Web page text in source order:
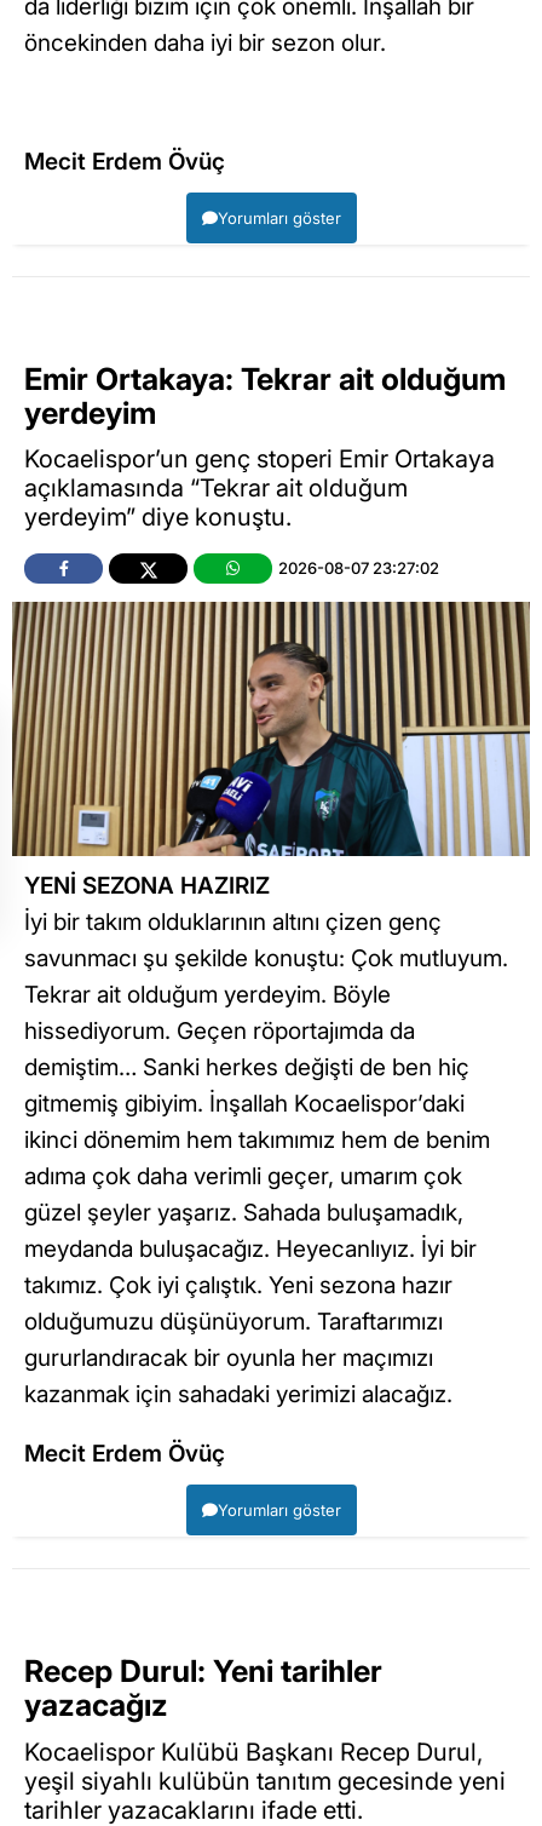
da liderliği bizim için çok önemli. İnşallah bir
öncekinden daha iyi bir sezon olur.
Mecit Erdem Övüç
Yorumları göster
Emir Ortakaya: Tekrar ait olduğum
yerdeyim
Kocaelispor’un genç stoperi Emir Ortakaya
açıklamasında “Tekrar ait olduğum
yerdeyim” diye konuştu.
2026-08-07 23:27:02
YENİ SEZONA HAZIRIZ
İyi bir takım olduklarının altını çizen genç
savunmacı şu şekilde konuştu: Çok mutluyum.
Tekrar ait olduğum yerdeyim. Böyle
hissediyorum. Geçen röportajımda da
demiştim… Sanki herkes değişti de ben hiç
gitmemiş gibiyim. İnşallah Kocaelispor’daki
ikinci dönemim hem takımımız hem de benim
adıma çok daha verimli geçer, umarım çok
güzel şeyler yaşarız. Sahada buluşamadık,
meydanda buluşacağız. Heyecanlıyız. İyi bir
takımız. Çok iyi çalıştık. Yeni sezona hazır
olduğumuzu düşünüyorum. Taraftarımızı
gururlandıracak bir oyunla her maçımızı
kazanmak için sahadaki yerimizi alacağız.
Mecit Erdem Övüç
Yorumları göster
Recep Durul: Yeni tarihler
yazacağız
Kocaelispor Kulübü Başkanı Recep Durul,
yeşil siyahlı kulübün tanıtım gecesinde yeni
tarihler yazacaklarını ifade etti.